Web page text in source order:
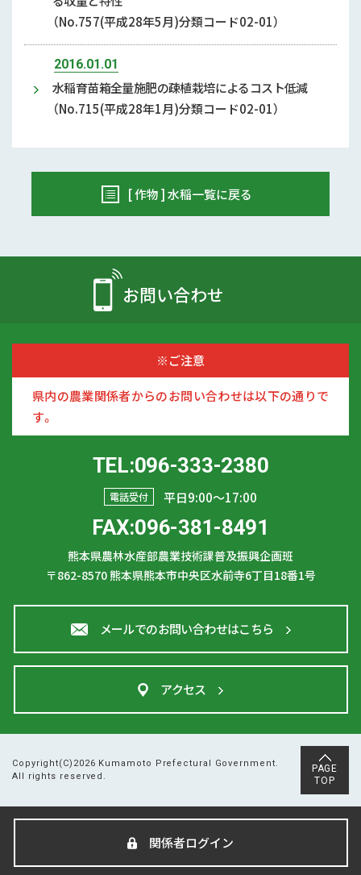
（No.757(平成28年5月)分類コード02-01）
2016.01.01
水稲育苗箱全量施肥の疎植栽培によるコスト低減
（No.715(平成28年1月)分類コード02-01）
[ 作物 ] 水稲一覧に戻る
お問い合わせ
※ご注意
県内の農業関係者からのお問い合わせは以下の通りで
す。
TEL:096-333-2380
電話受付 平日9:00〜17:00
FAX:096-381-8491
熊本県農林水産部農業技術課普及振興企画班
〒862-8570熊本県熊本市中央区水前寺6丁目18番1号
メールでのお問い合わせはこちら
アクセス
Copyright(C)2026 Kumamoto Prefectural Government.
All rights reserved.
PAGE
TOP
関係者ログイン